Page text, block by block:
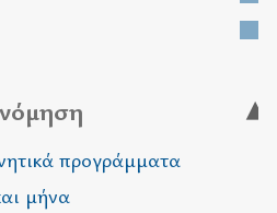
προγράμματα
μήνα